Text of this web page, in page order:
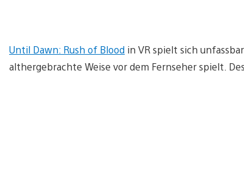
Until Dawn: Rush of Blood in VR spielt sich
althergebrachte Weise vor dem Fernseher spielt.